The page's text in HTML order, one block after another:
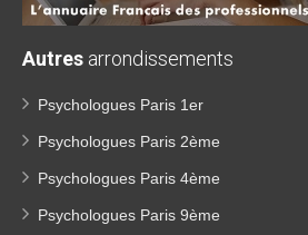
Autres arrondissements
Psychologues Paris 1er
Psychologues Paris 2ème
Psychologues Paris 4ème
Psychologues Paris 9ème